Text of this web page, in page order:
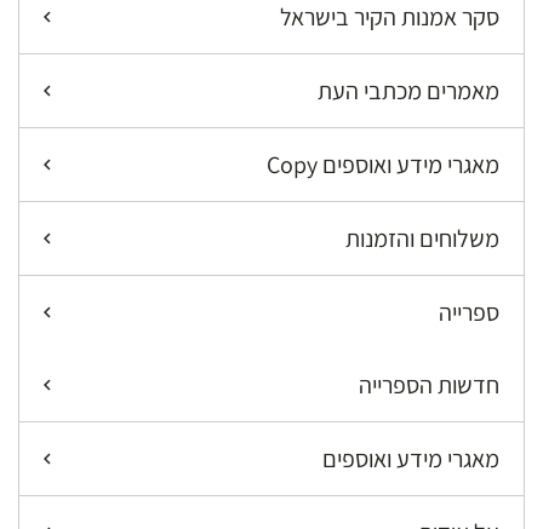
סקר אמנות הקיר בישראל
מאמרים מכתבי העת
מאגרי מידע ואוספים Copy
משלוחים והזמנות
ספרייה
חדשות הספרייה
מאגרי מידע ואוספים